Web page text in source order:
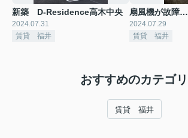
新築 D-Residence高木中央
2024.07.31
賃貸 福井
扇風機が故障…
2024.07.29
賃貸 福井
おすすめのカテゴリ
賃貸 福井